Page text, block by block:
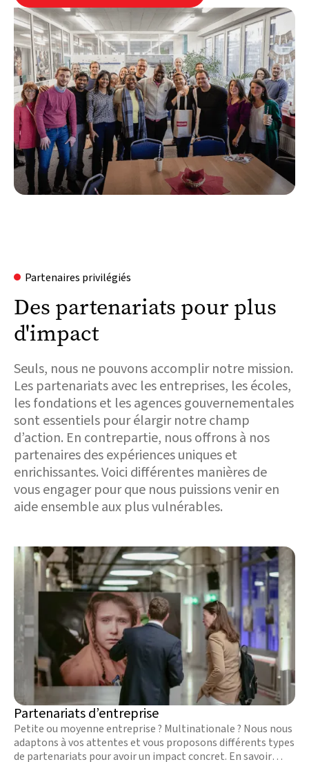
Partenaires privilégiés
Des partenariats pour plus
d'impact
Seuls, nous ne pouvons accomplir notre mission.
Les partenariats avec les entreprises, les écoles,
les fondations et les agences gouvernementales
sont essentiels pour élargir notre champ
d’action. En contrepartie, nous offrons à nos
partenaires des expériences uniques et
enrichissantes. Voici différentes manières de
vous engager pour que nous puissions venir en
aide ensemble aux plus vulnérables.
Partenariats d’entreprise
Petite ou moyenne entreprise ? Multinationale ? Nous nous
adaptons à vos attentes et vous proposons différents types
de partenariats pour avoir un impact concret. En savoir